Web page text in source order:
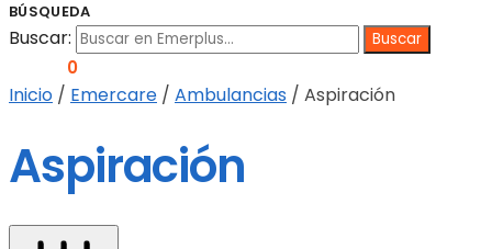
BÚSQUEDA
Buscar:
0
Inicio / Emercare / Ambulancias / Aspiración
Aspiración